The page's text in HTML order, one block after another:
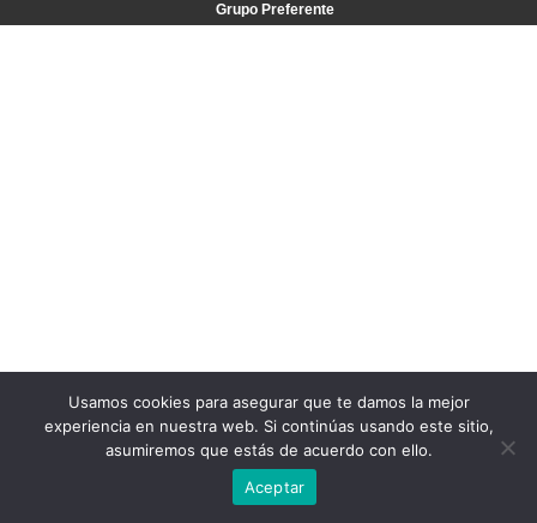
Usamos cookies para asegurar que te damos la mejor
experiencia en nuestra web. Si continúas usando este sitio,
asumiremos que estás de acuerdo con ello.
Aceptar
Grupo Preferente